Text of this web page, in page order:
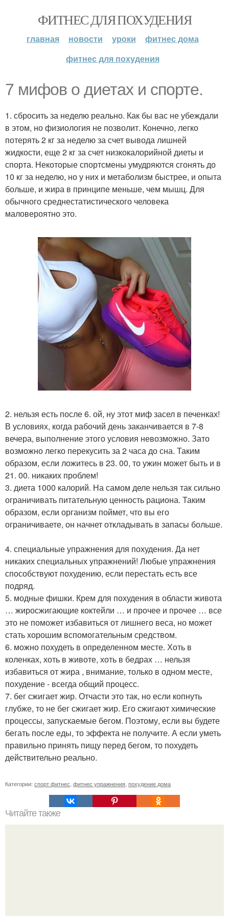
ФИТНЕС ДЛЯ ПОХУДЕНИЯ
главная новости уроки
фитнес дома
фитнес для похудения
7 мифов о диетах и спорте.
1. сбросить за неделю реально. Как бы вас не убеждали
в этом, но физиология не позволит. Конечно, легко
потерять 2 кг за неделю за счет вывода лишней
жидкости, еще 2 кг за счет низкокалорийной диеты и
спорта. Некоторые спортсмены умудряются сгонять до
10 кг за неделю, но у них и метаболизм быстрее, и опыта
больше, и жира в принципе меньше, чем мышц. Для
обычного среднестатистического человека
маловероятно это.
2. нельзя есть после 6. ой, ну этот миф засел в печенках!
В условиях, когда рабочий день заканчивается в 7-8
вечера, выполнение этого условия невозможно. Зато
возможно легко перекусить за 2 часа до сна. Таким
образом, если ложитесь в 23. 00, то ужин может быть и в
21. 00. никаких проблем!
3. диета 1000 калорий. На самом деле нельзя так сильно
ограничивать питательную ценность рациона. Таким
образом, если организм поймет, что вы его
ограничиваете, он начнет откладывать в запасы больше.
4. специальные упражнения для похудения. Да нет
никаких специальных упражнений! Любые упражнения
способствуют похудению, если перестать есть все
подряд.
5. модные фишки. Крем для похудения в области живота
… жиросжигающие коктейли … и прочее и прочее … все
это не поможет избавиться от лишнего веса, но может
стать хорошим вспомогательным средством.
6. можно похудеть в определенном месте. Хоть в
коленках, хоть в животе, хоть в бедрах … нельзя
избавиться от жира , внимание, только в одном месте,
похудение - всегда общий процесс.
7. бег сжигает жир. Отчасти это так, но если копнуть
глубже, то не бег сжигает жир. Его сжигают химические
процессы, запускаемые бегом. Поэтому, если вы будете
бегать после еды, то эффекта не получите. А если уметь
правильно принять пищу перед бегом, то похудеть
действительно реально.
Категории: спорт фитнес фитнес упражнения похудение дома
Читайте также